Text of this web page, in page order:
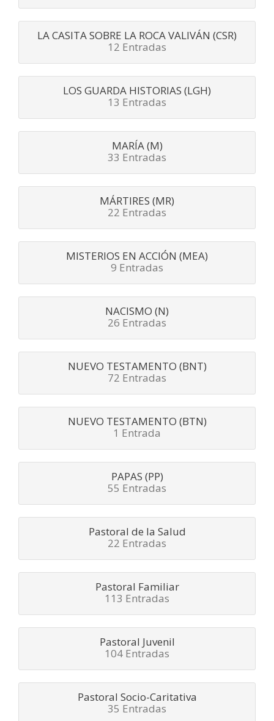
LA CASITA SOBRE LA ROCA VALIVÁN (CSR)
12 Entradas
LOS GUARDA HISTORIAS (LGH)
13 Entradas
MARÍA (M)
33 Entradas
MÁRTIRES (MR)
22 Entradas
MISTERIOS EN ACCIÓN (MEA)
9 Entradas
NACISMO (N)
26 Entradas
NUEVO TESTAMENTO (BNT)
72 Entradas
NUEVO TESTAMENTO (BTN)
1 Entrada
PAPAS (PP)
55 Entradas
Pastoral de la Salud
22 Entradas
Pastoral Familiar
113 Entradas
Pastoral Juvenil
104 Entradas
Pastoral Socio-Caritativa
35 Entradas